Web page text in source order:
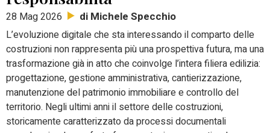
28 Mag 2026 di Michele Specchio
L’evoluzione digitale che sta interessando il comparto delle
costruzioni non rappresenta più una prospettiva futura, ma una
trasformazione già in atto che coinvolge l’intera filiera edilizia:
progettazione, gestione amministrativa, cantierizzazione,
manutenzione del patrimonio immobiliare e controllo del
territorio. Negli ultimi anni il settore delle costruzioni,
storicamente caratterizzato da processi documentali